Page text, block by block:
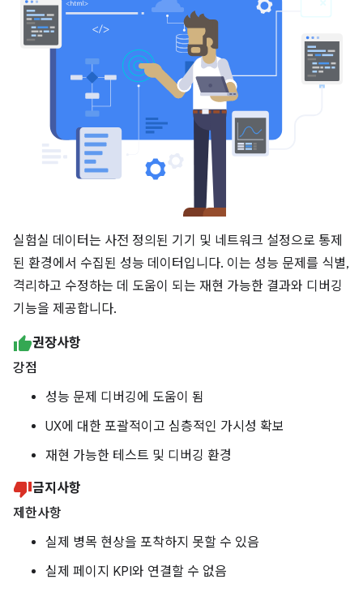
실험실 데이터는 사전 정의된 기기 및 네트워크 설정으로 통제
된 환경에서 수집된 성능 데이터입니다. 이는 성능 문제를 식별,
격리하고 수정하는 데 도움이 되는 재현 가능한 결과와 디버깅
기능을 제공합니다.
권장사항
강점
성능 문제 디버깅에 도움이 됨
UX에 대한 포괄적이고 심층적인 가시성 확보
재현 가능한 테스트 및 디버깅 환경
금지사항
제한사항
실제 병목 현상을 포착하지 못할 수 있음
실제 페이지 KPI와 연결할 수 없음